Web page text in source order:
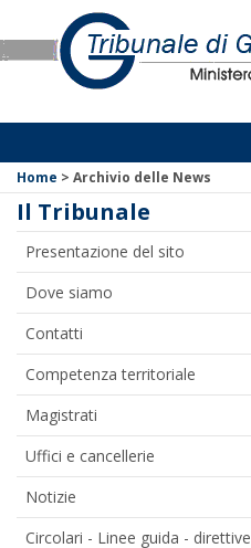
Home > Archivio delle News
Il Tribunale
Presentazione del sito
Dove siamo
Contatti
Competenza territoriale
Magistrati
Uffici e cancellerie
Notizie
Circolari - Linee guida - direttive